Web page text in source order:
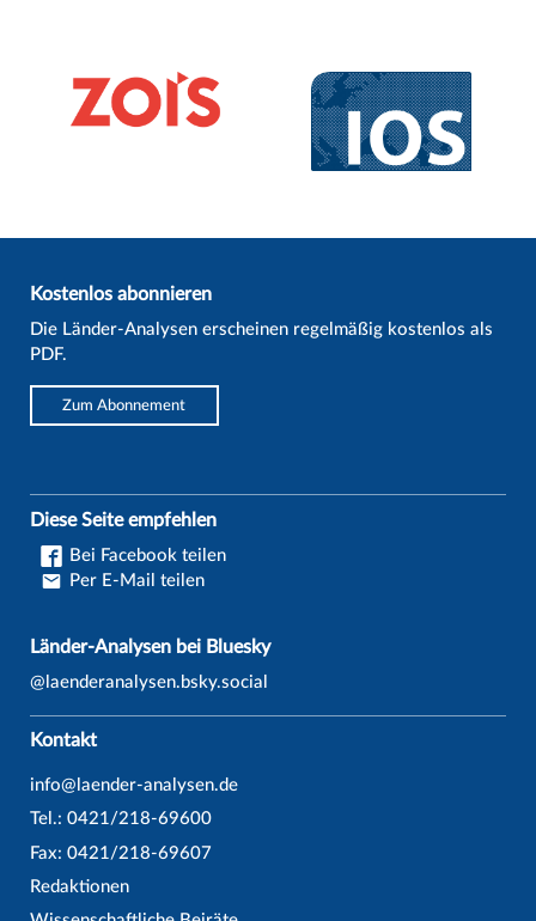
Kostenlos abonnieren
Die Länder-Analysen erscheinen regelmäßig kostenlos als
PDF.
Zum Abonnement
Diese Seite empfehlen
Bei Facebook teilen
Per E-Mail teilen
Länder-Analysen bei Bluesky
@laenderanalysen.bsky.social
Kontakt
info@laender-analysen.de
Tel.: 0421/218-69600
Fax: 0421/218-69607
Redaktionen